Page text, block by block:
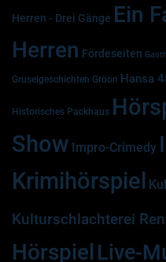
Herren - Drei Gänge Ein
Herren Fördeseiten
Gruselgeschichten Gröön Hansa
Historisches Packhaus
Show Impro-Crimedy
Krimihörspiel
Kulturschlachterei
Hörspiel Live-